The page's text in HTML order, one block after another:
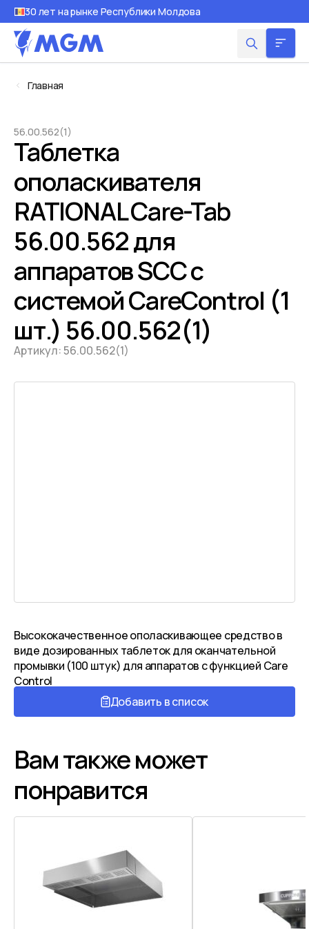
30 лет на рынке Республики Молдова
Главная
56.00.562(1)
Таблетка
ополаскивателя
RATIONAL Care-Tab
56.00.562 для
аппаратов SCC с
системой CareControl (1
шт.) 56.00.562(1)
Артикул:56.00.562(1)
Высококачественное ополаскивающее средство в
виде дозированных таблеток для оканчательной
промывки (100 штук) для аппаратов с функцией Сare
Сontrol
Добавить в список
Вам также может
понравится